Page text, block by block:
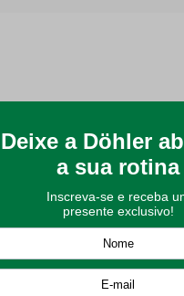
e Conforto para o seu
ideal para quem
adaptando-se
de 300 g/m², esta
detalhes em relevo, que